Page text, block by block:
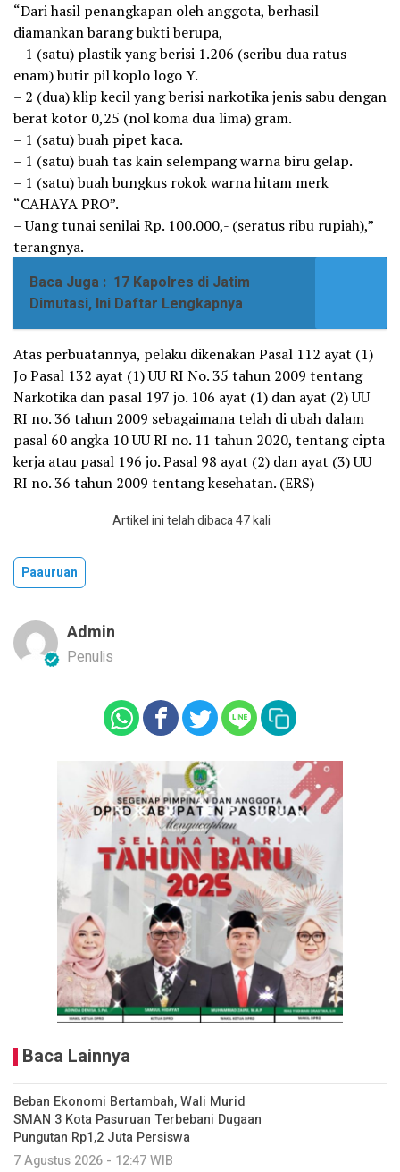
“Dari hasil penangkapan oleh anggota, berhasil
diamankan barang bukti berupa,
– 1 (satu) plastik yang berisi 1.206 (seribu dua ratus
enam) butir pil koplo logo Y.
– 2 (dua) klip kecil yang berisi narkotika jenis sabu dengan
berat kotor 0,25 (nol koma dua lima) gram.
– 1 (satu) buah pipet kaca.
– 1 (satu) buah tas kain selempang warna biru gelap.
– 1 (satu) buah bungkus rokok warna hitam merk
“CAHAYA PRO”.
– Uang tunai senilai Rp. 100.000,- (seratus ribu rupiah),”
terangnya.
Baca Juga : 17 Kapolres di Jatim
Dimutasi, Ini Daftar Lengkapnya
Atas perbuatannya, pelaku dikenakan Pasal 112 ayat (1)
Jo Pasal 132 ayat (1) UU RI No. 35 tahun 2009 tentang
Narkotika dan pasal 197 jo. 106 ayat (1) dan ayat (2) UU
RI no. 36 tahun 2009 sebagaimana telah di ubah dalam
pasal 60 angka 10 UU RI no. 11 tahun 2020, tentang cipta
kerja atau pasal 196 jo. Pasal 98 ayat (2) dan ayat (3) UU
RI no. 36 tahun 2009 tentang kesehatan. (ERS)
Artikel ini telah dibaca 47 kali
Paauruan
Admin
Penulis
Baca Lainnya
Beban Ekonomi Bertambah, Wali Murid
SMAN 3 Kota Pasuruan Terbebani Dugaan
Pungutan Rp1,2 Juta Persiswa
7 Agustus 2026 - 12:47 WIB